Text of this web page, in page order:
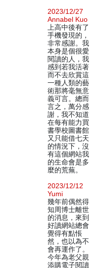
2023/12/27
Annabel Kuo
上高中後有了
手機發現的，
非常感謝。我
本身是個很愛
閱讀的人，我
感到若我活著
而不去欣賞這
一種人類的藝
術那將毫無意
義可言。總而
言之，萬分感
謝，我不知道
在每有能力買
書學校圖書館
又只能借七天
的情況下，沒
有這個網站我
的生命會是多
麼的荒蕪。
2023/12/12
Yumi
幾年前偶然得
知周博士離世
的消息，來到
好讀網站總會
覺得有點悵
然，也以為不
會再運作了。
今年為老父親
添購電子閱讀